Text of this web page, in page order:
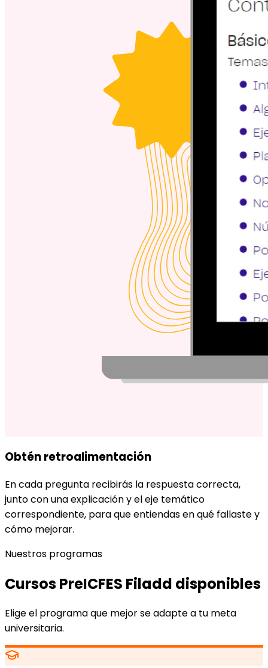
Obtén retroalimentación
En cada pregunta recibirás la respuesta correcta,
junto con una explicación y el eje temático
correspondiente, para que entiendas en qué fallaste y
cómo mejorar.
Nuestros programas
Cursos PreICFES Filadd disponibles
Elige el programa que mejor se adapte a tu meta
universitaria.